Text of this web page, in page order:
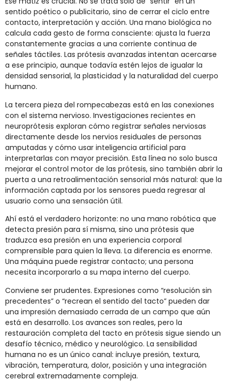
sentido poético o publicitario, sino de cerrar el ciclo entre
contacto, interpretación y acción. Una mano biológica no
calcula cada gesto de forma consciente: ajusta la fuerza
constantemente gracias a una corriente continua de
señales táctiles. Las prótesis avanzadas intentan acercarse
a ese principio, aunque todavía estén lejos de igualar la
densidad sensorial, la plasticidad y la naturalidad del cuerpo
humano.
La tercera pieza del rompecabezas está en las conexiones
con el sistema nervioso. Investigaciones recientes en
neuroprótesis exploran cómo registrar señales nerviosas
directamente desde los nervios residuales de personas
amputadas y cómo usar inteligencia artificial para
interpretarlas con mayor precisión. Esta línea no solo busca
mejorar el control motor de las prótesis, sino también abrir la
puerta a una retroalimentación sensorial más natural: que la
información captada por los sensores pueda regresar al
usuario como una sensación útil.
Ahí está el verdadero horizonte: no una mano robótica que
detecta presión para sí misma, sino una prótesis que
traduzca esa presión en una experiencia corporal
comprensible para quien la lleva. La diferencia es enorme.
Una máquina puede registrar contacto; una persona
necesita incorporarlo a su mapa interno del cuerpo.
Conviene ser prudentes. Expresiones como “resolución sin
precedentes” o “recrean el sentido del tacto” pueden dar
una impresión demasiado cerrada de un campo que aún
está en desarrollo. Los avances son reales, pero la
restauración completa del tacto en prótesis sigue siendo un
desafío técnico, médico y neurológico. La sensibilidad
humana no es un único canal: incluye presión, textura,
vibración, temperatura, dolor, posición y una integración
cerebral extremadamente compleja.